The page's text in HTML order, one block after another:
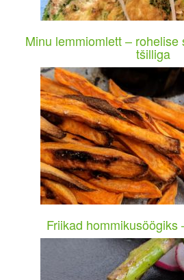
Minu lemmiomlett –
tšilliga
Friikad hommikusöögiks